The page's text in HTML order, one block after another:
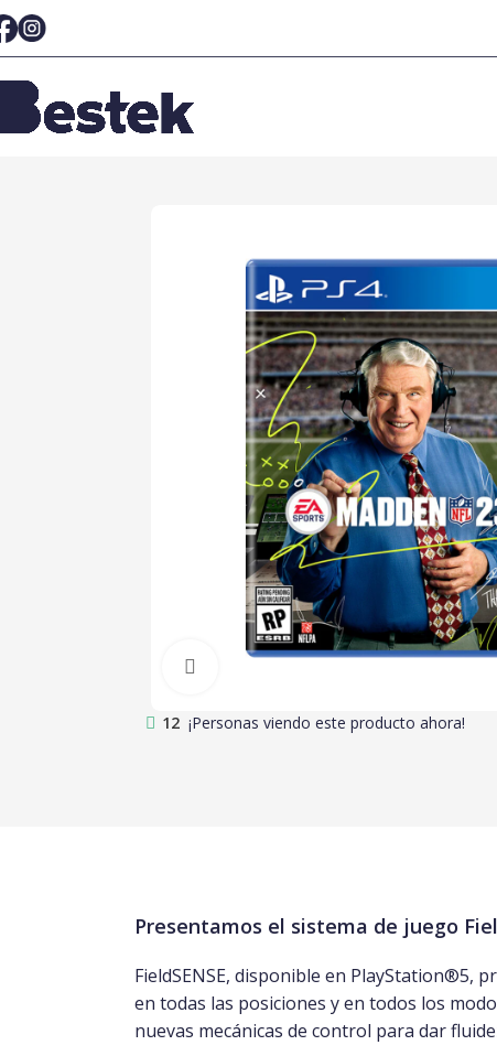
12 ¡Personas viendo este producto ahora!
Presentamos el sistema de juego
FieldSENSE, disponible en PlayStation®5,
en todas las posiciones y en todos los
nuevas mecánicas de control para dar